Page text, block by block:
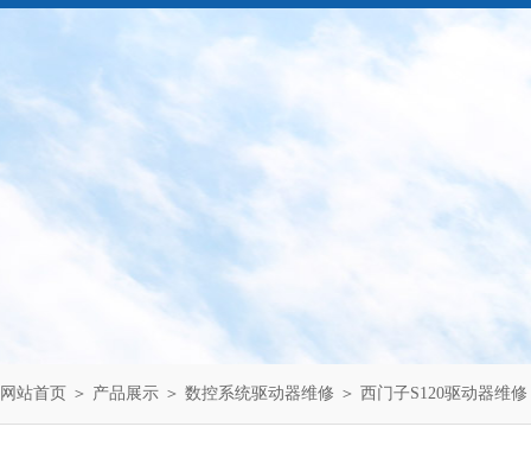
网站首页 ＞ 产品展示 ＞ 数控系统驱动器维修 ＞ 西门子S120驱动器维修